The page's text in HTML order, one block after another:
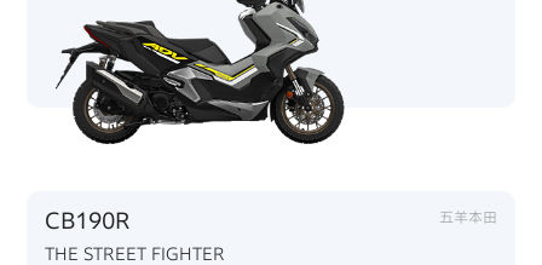
CB190R 五羊本田
THE STREET FIGHTER